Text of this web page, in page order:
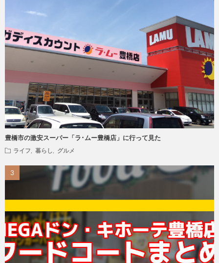
豊橋市の激安スーパー「ラ･ムー豊橋店」に行って見た
ライフ 暮らし グルメ